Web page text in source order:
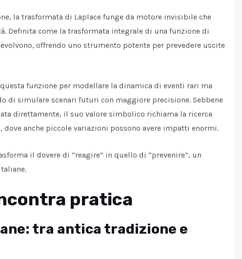
la trasformata di Laplace funge da motore invisibile che
Definita come la trasformata integrale di una funzione di
offrendo uno strumento potente per prevedere uscite
funzione per modellare la dinamica di eventi rari ma
di simulare scenari futuri con maggiore precisione. Sebbene
direttamente, il suo valore simbolico richiama la ricerca
anche piccole variazioni possono avere impatti enormi.
il dovere di “reagire” in quello di “prevenire”, un
pratica
tra antica tradizione e